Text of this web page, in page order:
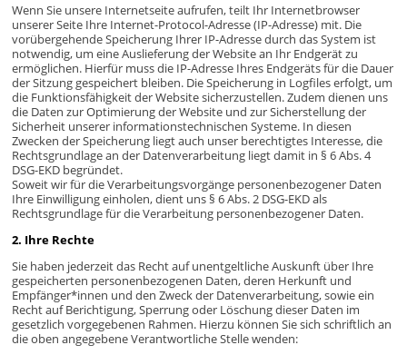
Wenn Sie unsere Internetseite aufrufen, teilt Ihr Internetbrowser
unserer Seite Ihre Internet-Protocol-Adresse (IP-Adresse) mit. Die
vorübergehende Speicherung Ihrer IP-Adresse durch das System ist
notwendig, um eine Auslieferung der Website an Ihr Endgerät zu
ermöglichen. Hierfür muss die IP-Adresse Ihres Endgeräts für die Dauer
der Sitzung gespeichert bleiben. Die Speicherung in Logfiles erfolgt, um
die Funktionsfähigkeit der Website sicherzustellen. Zudem dienen uns
die Daten zur Optimierung der Website und zur Sicherstellung der
Sicherheit unserer informationstechnischen Systeme. In diesen
Zwecken der Speicherung liegt auch unser berechtigtes Interesse, die
Rechtsgrundlage an der Datenverarbeitung liegt damit in § 6 Abs. 4
DSG-EKD begründet.
Soweit wir für die Verarbeitungsvorgänge personenbezogener Daten
Ihre Einwilligung einholen, dient uns § 6 Abs. 2 DSG-EKD als
Rechtsgrundlage für die Verarbeitung personenbezogener Daten.
2. Ihre Rechte
Sie haben jederzeit das Recht auf unentgeltliche Auskunft über Ihre
gespeicherten personenbezogenen Daten, deren Herkunft und
Empfänger*innen und den Zweck der Datenverarbeitung, sowie ein
Recht auf Berichtigung, Sperrung oder Löschung dieser Daten im
gesetzlich vorgegebenen Rahmen. Hierzu können Sie sich schriftlich an
die oben angegebene Verantwortliche Stelle wenden: